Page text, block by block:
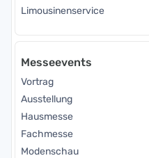
Limousinenservice
Messeevents
Vortrag
Ausstellung
Hausmesse
Fachmesse
Modenschau